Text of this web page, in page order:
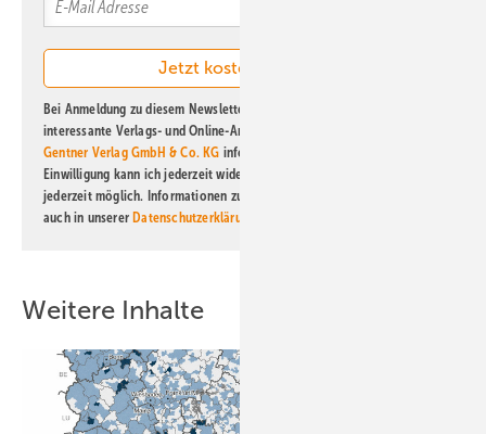
Bei Anmeldung zu diesem Newsletter bin ich damit einverstanden, über
interessante Verlags- und Online-Angebote
Gentner Verlag GmbH & Co. KG informiert zu werden. Diese
Einwilligung kann ich jederzeit widerrufen und eine Abmeldung ist
jederzeit möglich. Informationen zum Umgang mit Daten finden Sie
auch in unserer Datenschutzerklärung
Weitere Inhalte